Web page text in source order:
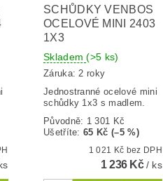
SCHŮDKY VENBOS
OCELOVÉ MINI 2403
1X3
Skladem(>5 ks)
Záruka: 2 roky
Jednostranné ocelové mini
schůdky 1x3 s madlem.
Původně: 1 301 Kč
Ušetříte:65 Kč (–5 %)
1 021 Kč bez DPH
1 236 Kč/ ks